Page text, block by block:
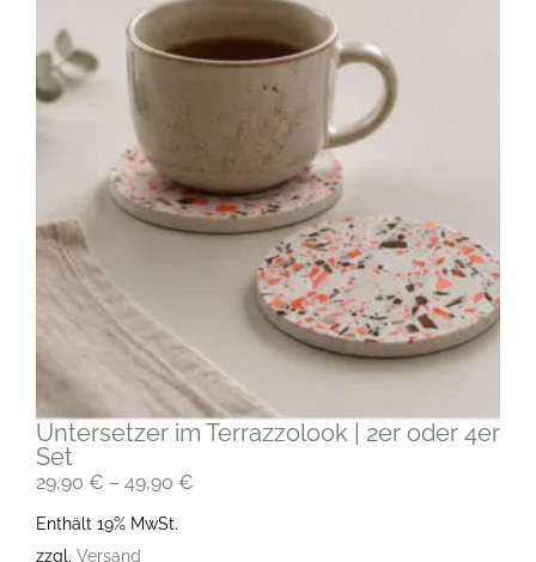
Untersetzer im Terrazzolook | 2er oder 4er
Set
29,90 € – 49,90 €
Enthält 19% MwSt.
zzgl. Versand